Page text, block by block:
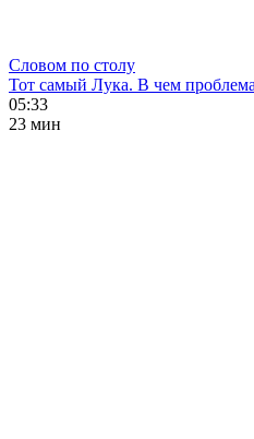
Словом по столу
Тот самый Лука. В чем
05:33
23 мин